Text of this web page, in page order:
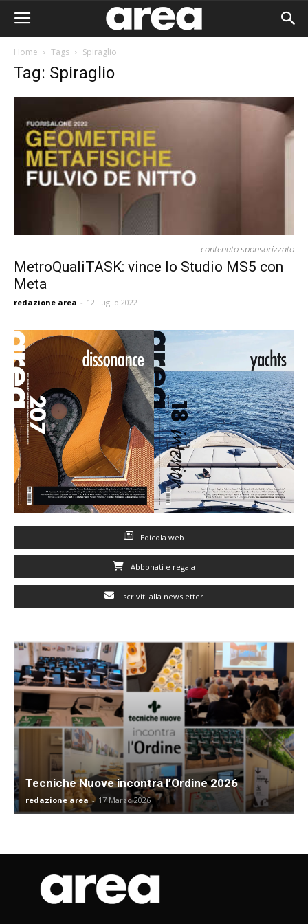
Home Tags Spiraglio
Tag: Spiraglio
contenuto sponsorizzato
MetroQualiTASK: vince lo Studio MS5 con
Meta
redazione area - 12 Luglio 2022
Edicola web
Abbonati e regala
Iscriviti alla newsletter
Tecniche Nuove incontra l’Ordine 2026
redazione area - 17 Marzo 2026